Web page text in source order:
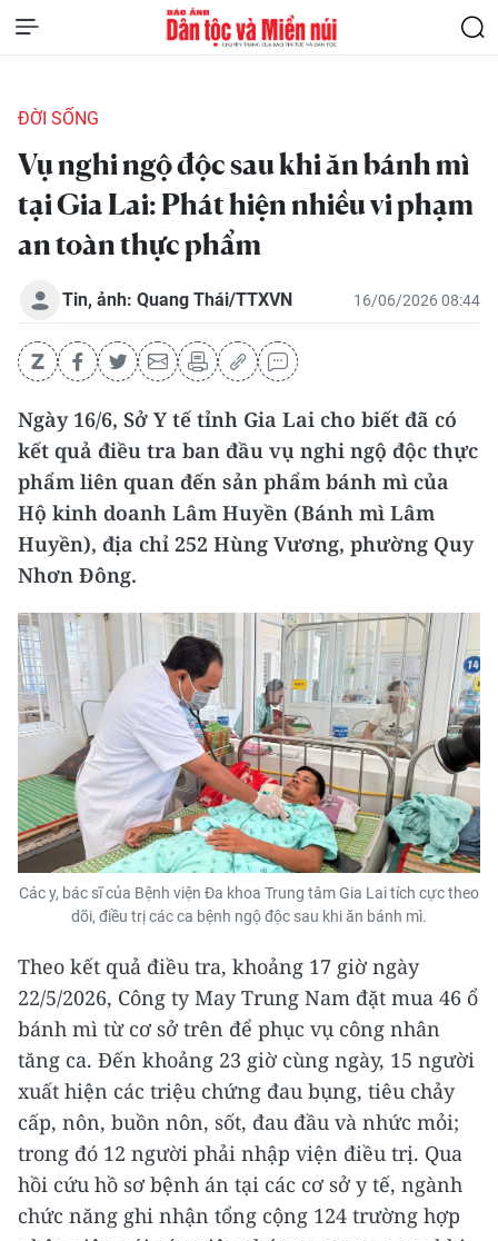
ĐỜI SỐNG
Vụ nghi ngộ độc sau khi ăn bánh mì
tại Gia Lai: Phát hiện nhiều vi phạm
an toàn thực phẩm
Tin, ảnh: Quang Thái/TTXVN 16/06/2026 08:44
Ngày 16/6, Sở Y tế tỉnh Gia Lai cho biết đã có
kết quả điều tra ban đầu vụ nghi ngộ độc thực
phẩm liên quan đến sản phẩm bánh mì của
Hộ kinh doanh Lâm Huyền (Bánh mì Lâm
Huyền), địa chỉ 252 Hùng Vương, phường Quy
Nhơn Đông.
Các y, bác sĩ của Bệnh viện Đa khoa Trung tâm Gia Lai tích cực theo
dõi, điều trị các ca bệnh ngộ độc sau khi ăn bánh mì.
Theo kết quả điều tra, khoảng 17 giờ ngày
22/5/2026, Công ty May Trung Nam đặt mua 46 ổ
bánh mì từ cơ sở trên để phục vụ công nhân
tăng ca. Đến khoảng 23 giờ cùng ngày, 15 người
xuất hiện các triệu chứng đau bụng, tiêu chảy
cấp, nôn, buồn nôn, sốt, đau đầu và nhức mỏi;
trong đó 12 người phải nhập viện điều trị. Qua
hồi cứu hồ sơ bệnh án tại các cơ sở y tế, ngành
chức năng ghi nhận tổng cộng 124 trường hợp